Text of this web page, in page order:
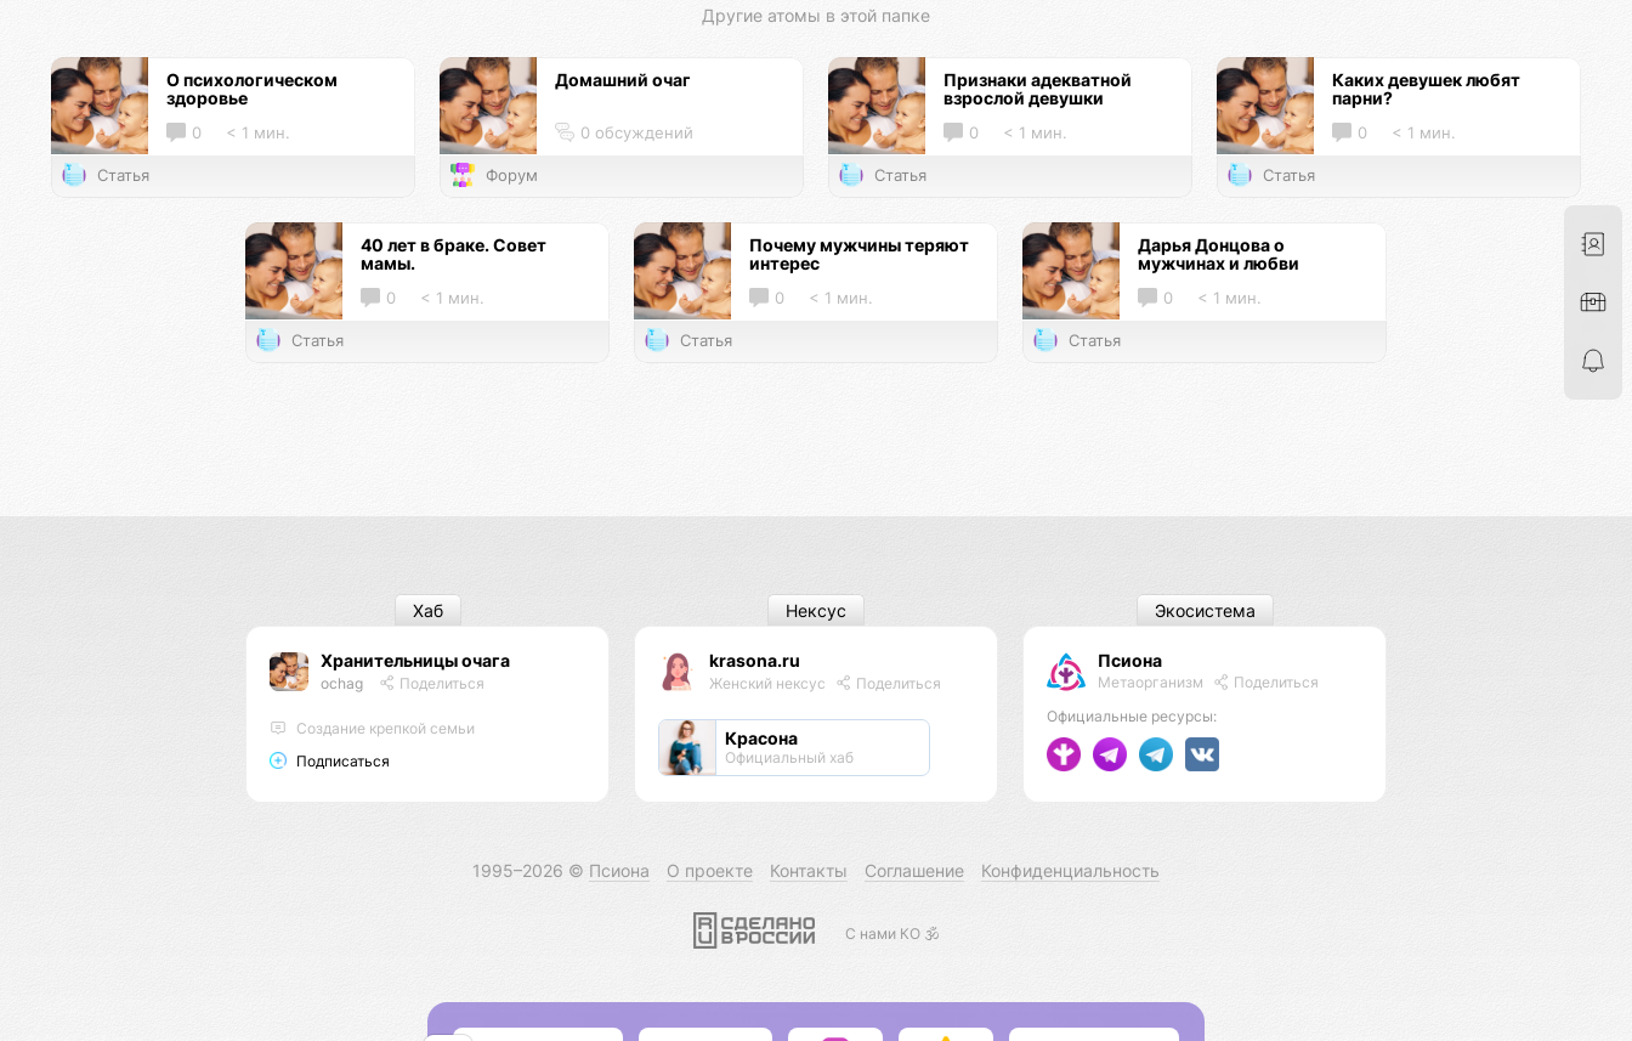
Другие атомы в этой папке
О психологическом
здоровье
0 < 1 мин.
Статья
Домашний очаг
0 обсуждений
Форум
Признаки адекватной
взрослой девушки
0 < 1 мин.
Статья
Каких девушек любят
парни?
0 < 1 мин.
Статья
40 лет в браке. Совет
мамы.
0 < 1 мин.
Статья
Почему мужчины теряют
интерес
0 < 1 мин.
Статья
Дарья Донцова о
мужчинах и любви
0 < 1 мин.
Статья
Хранительницы очага
ochag Поделиться
Создание крепкой семьи
Подписаться
Хаб
krasona.ru
Женский нексус Поделиться
Красона
Официальный хаб
Нексус
Псиона
Метаорганизм
Поделиться
Официальные ресурсы:
Экосистема
1995–2026 © Псиона О проекте Контакты Соглашение Конфиденциальность
С нами КО 🕉️